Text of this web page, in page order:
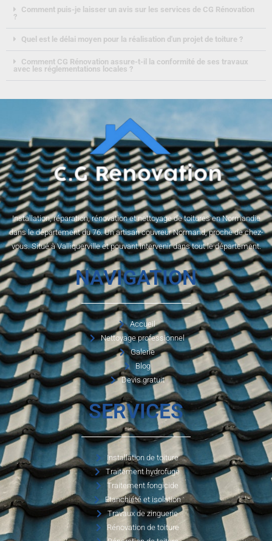
Comment puis-je laisser un avis sur les services de CG Rénovation
?
Quel est le délai moyen pour la réalisation d'un projet de toiture ?
Comment CG Rénovation assure-t-il la conformité de ses travaux
avec les réglementations locales ?
Installation, réparation, rénovation et nettoyage de toitures en Normandie
dans le département du 76. Un artisan couvreur Normand, proche de chez-
vous. Situé à Valliquerville et pouvant intervenir dans tout le département.
NAVIGATION
Accueil
Nettoyage professionnel
Galerie
Blog
Devis gratuit
SERVICES
Installation de toiture
Traitement hydrofuge
Traitement fongicide
Etanchiété et isolation
Travaux de zinguerie
Rénovation de toiture